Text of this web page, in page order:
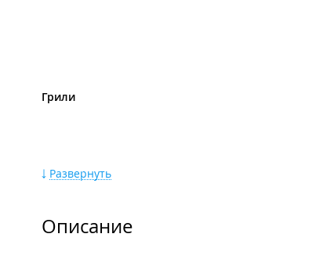
Грили
Развернуть
Описание